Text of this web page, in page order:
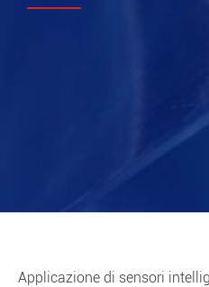
Applicazione di sensori